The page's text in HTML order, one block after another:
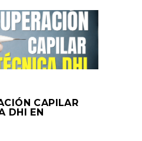
CAPILAR
DHI EN